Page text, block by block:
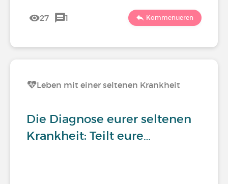
27 1 Kommentieren
Leben mit einer seltenen Krankheit
Die Diagnose eurer seltenen
Krankheit: Teilt eure…